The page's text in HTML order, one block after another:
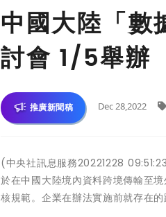
中國大陸「數
討會 1/5舉辦
推廣新聞稿 Dec 28,2022
(中央社訊息服務20221228
於在中國大陸境內資料跨境傳輸至
核規範。企業在辦法實施前就存在